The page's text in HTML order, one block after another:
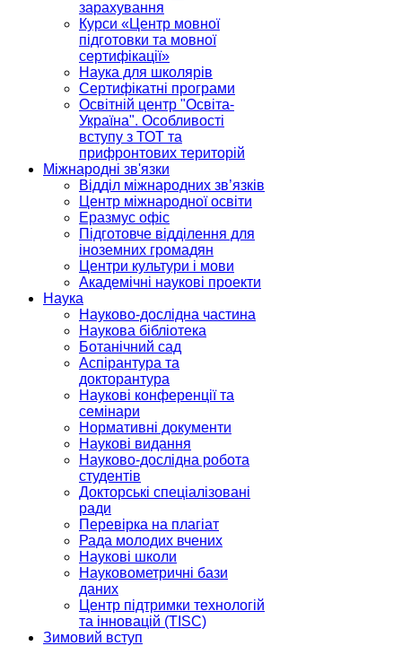
зарахування
Курси «Центр мовної
підготовки та мовної
сертифікації»
Наука для школярів
Сертифікатні програми
Освітній центр "Освіта-
Україна". Особливості
вступу з ТОТ та
прифронтових територій
Міжнародні зв'язки
Відділ міжнародних зв’язків
Центр міжнародної освіти
Еразмус офіс
Підготовче відділення для
іноземних громадян
Центри культури і мови
Академічні наукові проекти
Наука
Науково-дослідна частина
Наукова бібліотека
Ботанічний сад
Аспірантура та
докторантура
Наукові конференції та
семінари
Нормативні документи
Наукові видання
Науково-дослідна робота
студентів
Докторські спеціалізовані
ради
Перевірка на плагіат
Рада молодих вчених
Наукові школи
Науковометричні бази
даних
Центр підтримки технологій
та інновацій (TISC)
Зимовий вступ